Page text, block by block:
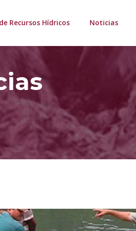
Recursos Hídricos Noticias